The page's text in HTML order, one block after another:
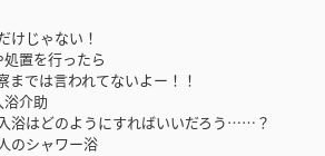
けじゃない！
置を行ったら
までは言われてないよー！！
介助
浴はどのようにすればいいだろう……？
のシャワー浴